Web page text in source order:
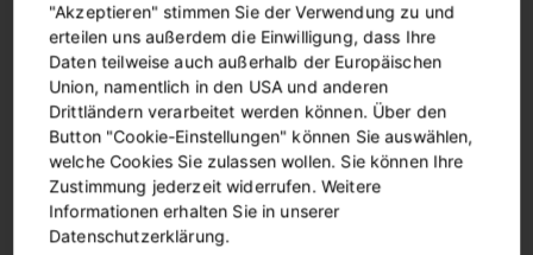
ausschließlich für die Luftlinie der tatsächlich
gefahrenen Strecke bezahlen. „Unsere Botschaft ist
ganz simpel: Für alle Fahrgäste, die nicht mit dem
DeutschlandTicket unterwegs sind, ist der eezy-Tarif
das Mittel der Wahl“, betont Engelke. Sie verweist
dabei auch auf die speziellen Schulungsangebote von
DSW21, die sich an Fahrgäste richten, die noch etwas
unsicher im Umgang mit dem Smartphone und dem
digitalen Tarif sind (DSW21: Mobilitätsberatung
"Akzeptieren" stimmen Sie der Verwendung zu und
erteilen uns außerdem die Einwilligung, dass Ihre
Daten teilweise auch außerhalb der Europäischen
Union, namentlich in den USA und anderen
Drittländern verarbeitet werden können. Über den
Button "Cookie-Einstellungen" können Sie auswählen,
welche Cookies Sie zulassen wollen. Sie können Ihre
Zustimmung jederzeit widerrufen. Weitere
Informationen erhalten Sie in unserer
Datenschutzerklärung.